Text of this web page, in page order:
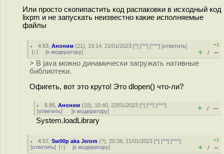
Или просто скопипастить код распаковки в исходный код
lixpm и не запускать неизвестно какие исполняемые
файлы
4.53 ,Аноним (21), 19:14, 21/01/2023 [^] [^^] [^^^] [ответить]
[↓] [к модератору]
+1
+ / –
> В java можно динамически загружать нативные
библиотеки.
Офигеть, вот это круто! Это dlopen() что-ли?
5.95 ,Аноним (10), 10:40, 22/01/2023 [^] [^^] [^^^]
[ответить] [к модератору] + / –
System.loadLibrary
4.57 ,Sw00p aka Jerom (?), 20:38, 21/01/2023 [^] [^^] [^^^]
[ответить] [↑] [к модератору]
+1
+ / –